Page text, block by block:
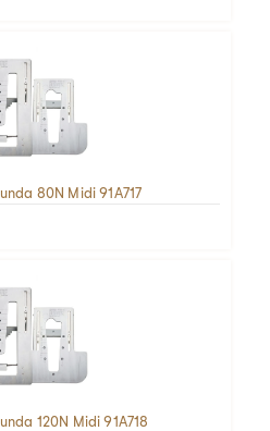
80N Midi 91A717
120N Midi 91A718